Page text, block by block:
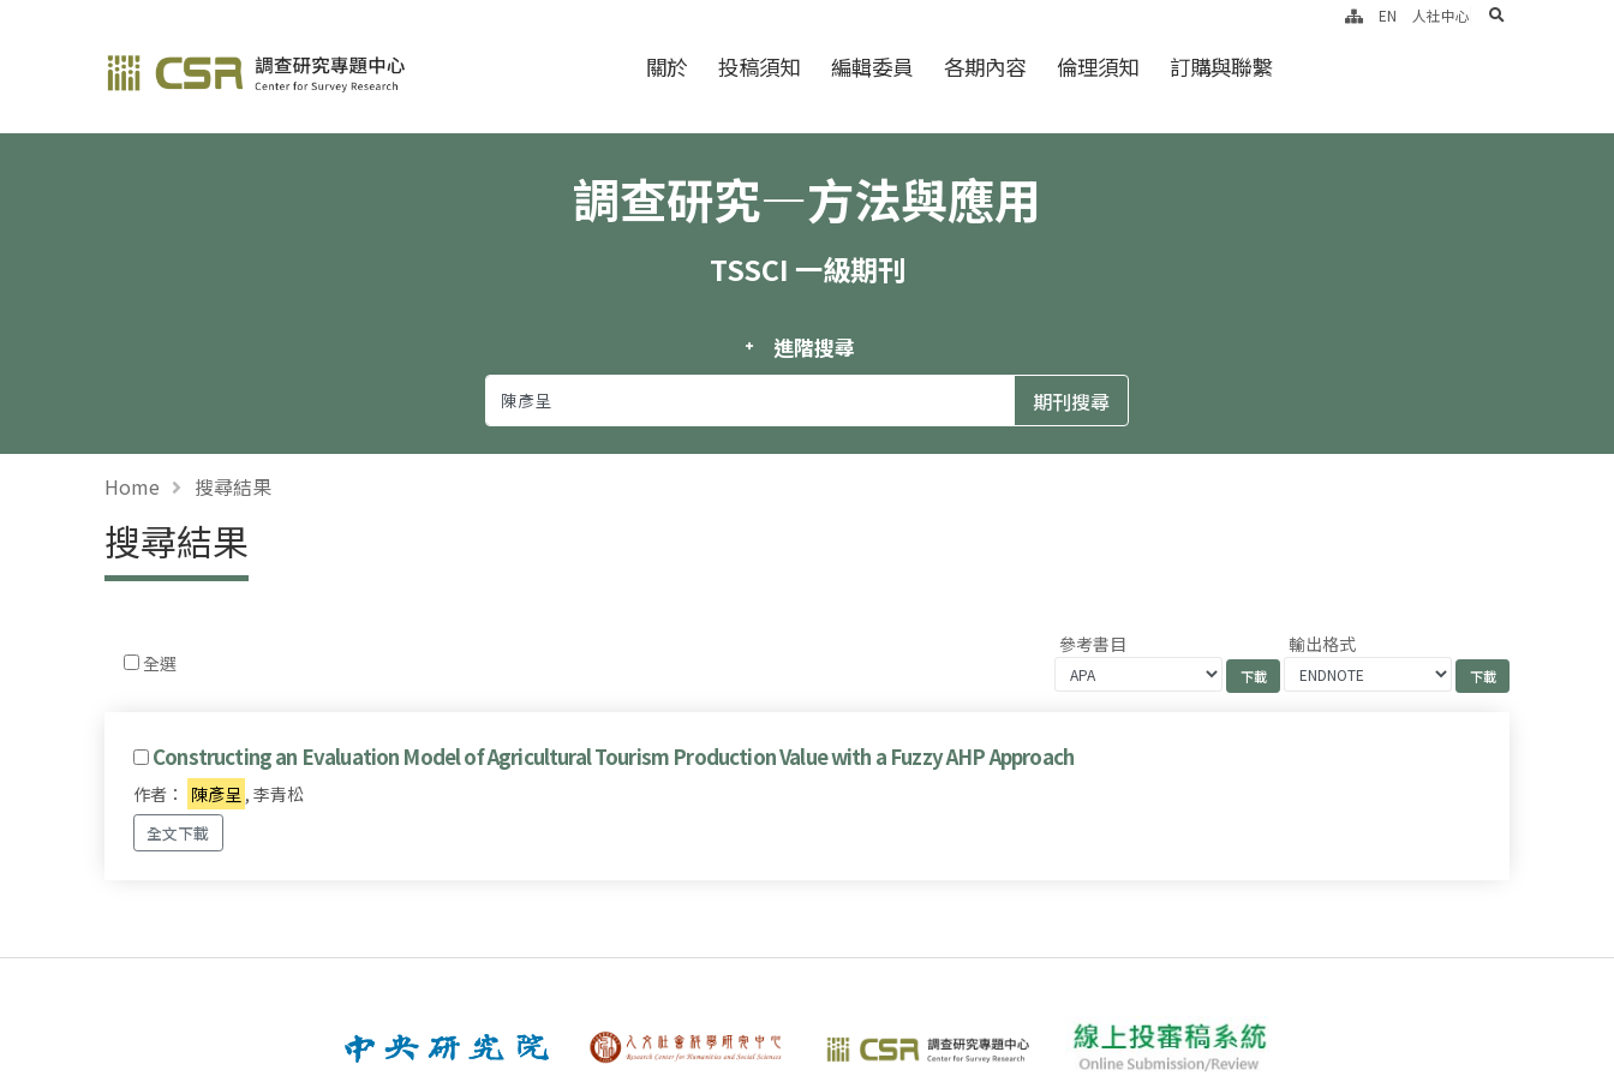
調查研究—方法與應用期刊 關於 投稿須知 編輯委員 各期內容 倫理須知 訂購與聯繫
EN 人社中心 search
調查研究—方法與應用
TSSCI 一級期刊
進階搜尋
Home 搜尋結果
搜尋結果
全選
參考書目 輸出格式
Constructing an Evaluation Model of Agricultural Tourism Production Value with a Fuzzy AHP Approach
作者： 陳彥呈 , 李青松
全文下載